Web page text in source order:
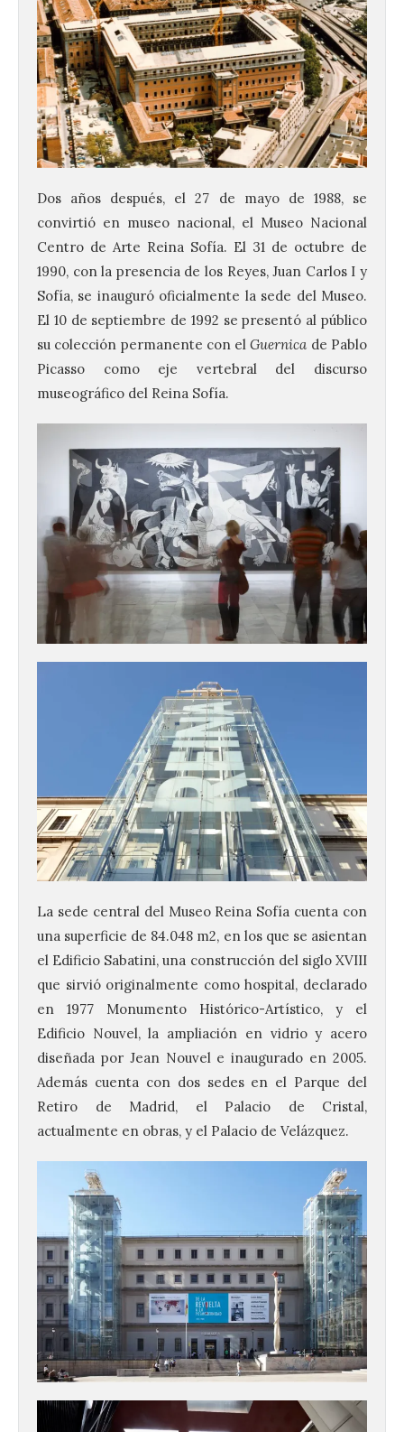
Dos años después, el 27 de mayo de 1988, se
convirtió en museo nacional, el Museo Nacional
Centro de Arte Reina Sofía. El 31 de octubre de
1990, con la presencia de los Reyes, Juan Carlos I y
Sofía, se inauguró oficialmente la sede del Museo.
El 10 de septiembre de 1992 se presentó al público
su colección permanente con elGuernica de Pablo
Picasso como eje vertebral del discurso
museográfico del Reina Sofía.
La sede central del Museo Reina Sofía cuenta con
una superficie de 84.048 m2, en los que se asientan
el Edificio Sabatini, una construcción del siglo XVIII
que sirvió originalmente como hospital, declarado
en 1977 Monumento Histórico-Artístico, y el
Edificio Nouvel, la ampliación en vidrio y acero
diseñada por Jean Nouvel e inaugurado en 2005.
Además cuenta con dos sedes en el Parque del
Retiro de Madrid, el Palacio de Cristal,
actualmente en obras, y el Palacio de Velázquez.